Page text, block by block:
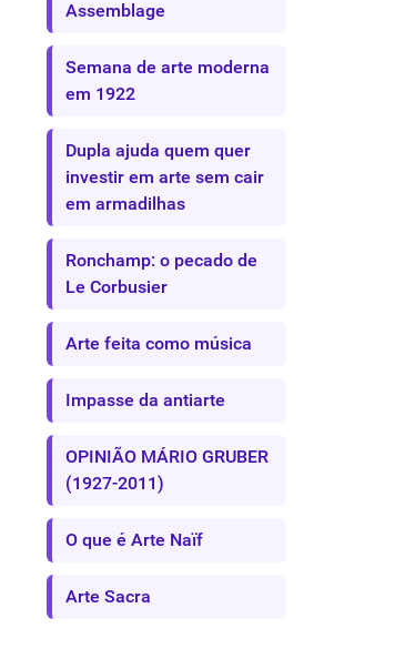
Assemblage
Semana de arte moderna
em 1922
Dupla ajuda quem quer
investir em arte sem cair
em armadilhas
Ronchamp: o pecado de
Le Corbusier
Arte feita como música
Impasse da antiarte
OPINIÃO MÁRIO GRUBER
(1927-2011)
O que é Arte Naïf
Arte Sacra